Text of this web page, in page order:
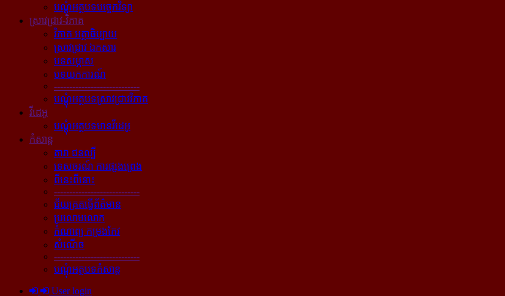
បណ្ដុំអត្ថបទបច្ចេកវិទ្យា
ស្រាវជ្រាវ-វិភាគ
វិភាគ អត្ថាធិប្បាយ
ស្រាវជ្រាវ ឯកសារ
បទសម្ភាស
បទយកការណ៍
----------------------------
បណ្ដុំអត្ថបទស្រាវជ្រាវវិភាគ
វីដេអូ
បណ្ដុំអត្ថបទមានវីដេអូ
កំសាន្ដ
តារា ជនល្បី
ទេសចរណ៍ ការផ្សងព្រេង
ពីនេះពីនោះ
----------------------------
ជ័យគ្រតធ្វើព័ត៌មាន
ប្រលោមលោក
កំណាព្យ កម្រងកែវ
សំណើច
----------------------------
បណ្ដុំអត្ថបទកំសាន្ដ
User login